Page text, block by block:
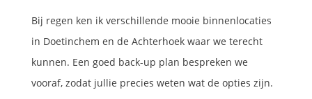
Bij regen ken ik verschillende mooie binnenlocaties
in Doetinchem en de Achterhoek waar we terecht
kunnen. Een goed back-up plan bespreken we
vooraf, zodat jullie precies weten wat de opties zijn.